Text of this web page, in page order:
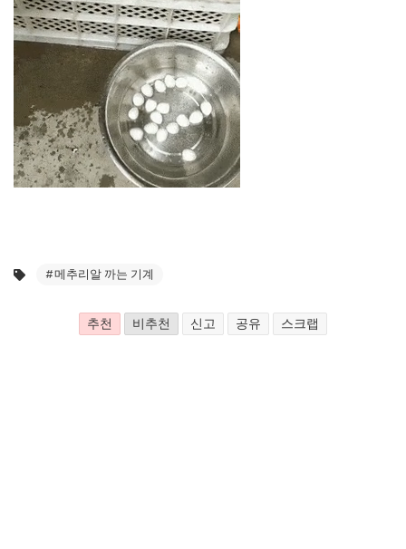
#메추리알 까는 기계
추천 비추천 신고 공유 스크랩